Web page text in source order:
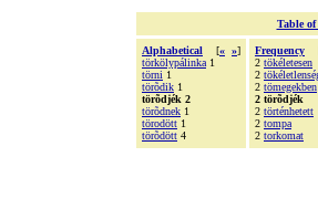
Table of
Alphabetical [« »]
törkölypálinka 1
törni 1
törõdik 1
törõdjék 2
törõdnek 1
törodött 1
törõdött 4
Frequency
2 tökéletesen
2
2 tömegekben
2 törõdjék
2 történhetett
2 tompa
2 torkomat